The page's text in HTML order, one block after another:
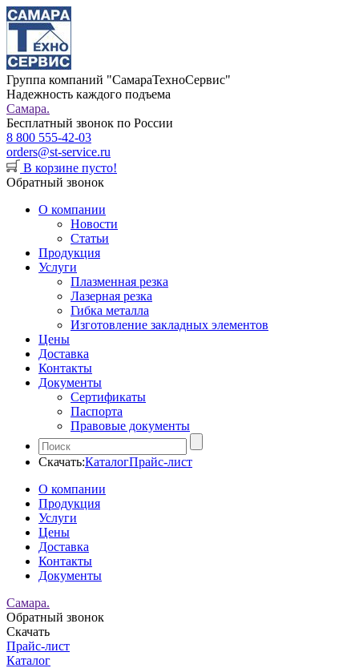
Группа компаний "СамараТехноСервис"
Надежность каждого подъема
Самара.
Бесплатный звонок по России
8 800 555-42-03
orders@st-service.ru
В корзине пусто!
Обратный звонок
О компании
Новости
Статьи
Продукция
Услуги
Плазменная резка
Лазерная резка
Гибка металла
Изготовление закладных элементов
Цены
Доставка
Контакты
Документы
Сертификаты
Паспорта
Правовые документы
Скачать:КаталогПрайс-лист
О компании
Продукция
Услуги
Цены
Доставка
Контакты
Документы
Самара.
Обратный звонок
Скачать
Прайс-лист
Каталог